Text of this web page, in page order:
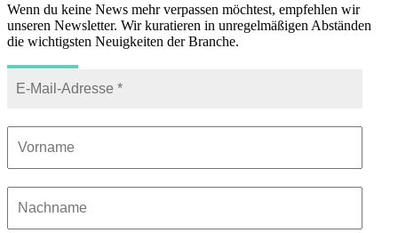
Wenn du keine News mehr verpassen möchtest, empfehlen wir
unseren Newsletter. Wir kuratieren in unregelmäßigen Abständen
die wichtigsten Neuigkeiten der Branche.